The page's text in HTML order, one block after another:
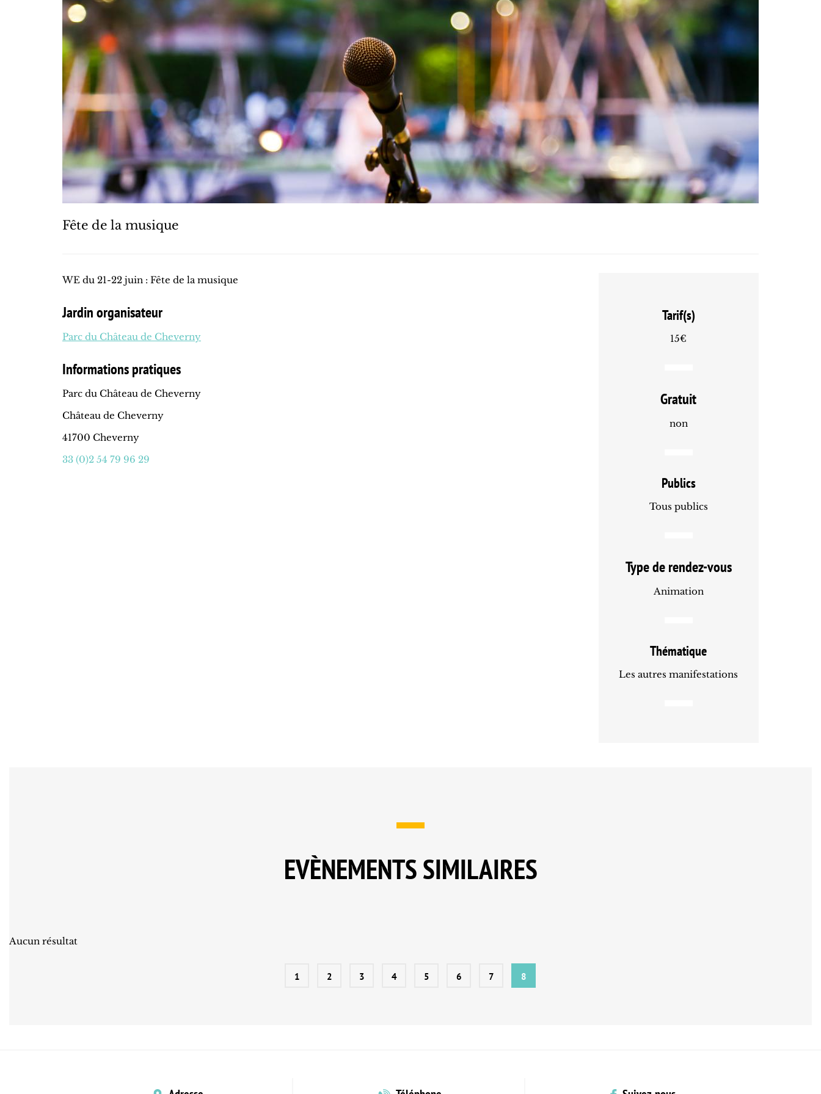
Fête de la musique
WE du 21-22 juin : Fête de la musique
Jardin organisateur
Parc du Château de Cheverny
Informations pratiques
Parc du Château de Cheverny
Château de Cheverny
41700 Cheverny
33 (0)2 54 79 96 29
Tarif(s)
15€
Gratuit
non
Publics
Tous publics
Type de rendez-vous
Animation
Thématique
Les autres manifestations
EVÈNEMENTS SIMILAIRES
Aucun résultat
1 2 3 4 5 6 7 8